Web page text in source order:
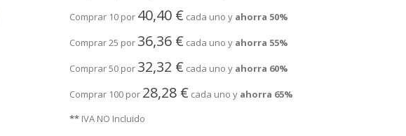
Comprar 10 por 40,40 € cada uno y ahorra 50%
Comprar 25 por 36,36 € cada uno y ahorra 55%
Comprar 50 por 32,32 € cada uno y ahorra 60%
Comprar 100 por 28,28 € cada uno y ahorra 65%
** IVA NO Incluido